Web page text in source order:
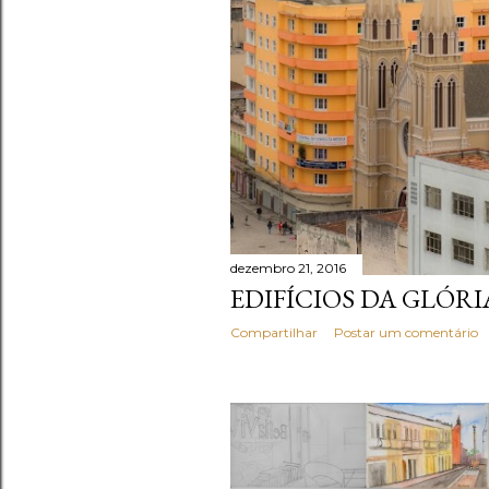
dezembro 21, 2016
EDIFÍCIOS DA
Compartilhar Postar um comentário